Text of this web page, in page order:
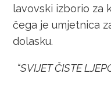
lavovski izborio za
čega je umjetnica
dolasku.
“SVIJET ČISTE